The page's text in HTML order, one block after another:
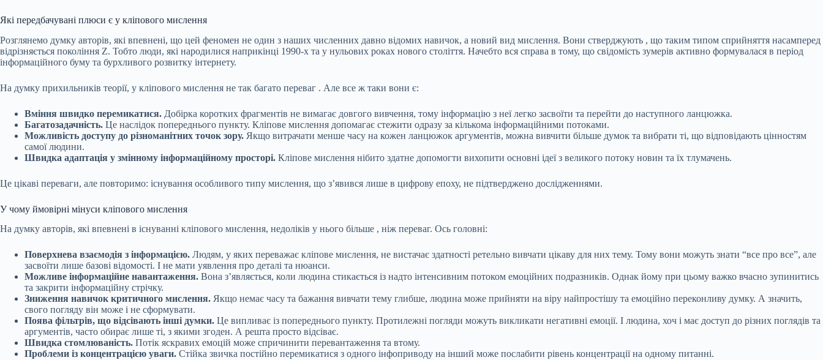
Які передбачувані плюси є у кліпового мислення
Розглянемо думку авторів, які впевнені, що цей феномен не один з наших численних давно відомих навичок, а новий вид мислення. Вони стверджують , що таким типом сприйняття насамперед
відрізняється покоління Z. Тобто люди, які народилися наприкінці 1990-х та у нульових роках нового століття. Начебто вся справа в тому, що свідомість зумерів активно формувалася в період
інформаційного буму та бурхливого розвитку інтернету.
На думку прихильників теорії, у кліпового мислення не так багато переваг . Але все ж таки вони є:
Вміння швидко перемикатися. Добірка коротких фрагментів не вимагає довгого вивчення, тому інформацію з неї легко засвоїти та перейти до наступного ланцюжка.
Багатозадачність. Це наслідок попереднього пункту. Кліпове мислення допомагає стежити одразу за кількома інформаційними потоками.
Можливість доступу до різноманітних точок зору. Якщо витрачати менше часу на кожен ланцюжок аргументів, можна вивчити більше думок та вибрати ті, що відповідають цінностям
самої людини.
Швидка адаптація у змінному інформаційному просторі. Кліпове мислення нібито здатне допомогти вихопити основні ідеї з великого потоку новин та їх тлумачень.
Це цікаві переваги, але повторимо: існування особливого типу мислення, що з’явився лише в цифрову епоху, не підтверджено дослідженнями.
У чому ймовірні мінуси кліпового мислення
На думку авторів, які впевнені в існуванні кліпового мислення, недоліків у нього більше , ніж переваг. Ось головні:
Поверхнева взаємодія з інформацією. Людям, у яких переважає кліпове мислення, не вистачає здатності ретельно вивчати цікаву для них тему. Тому вони можуть знати “все про все”, але
засвоїти лише базові відомості. І не мати уявлення про деталі та нюанси.
Можливе інформаційне навантаження. Вона з’являється, коли людина стикається із надто інтенсивним потоком емоційних подразників. Однак йому при цьому важко вчасно зупинитись
та закрити інформаційну стрічку.
Зниження навичок критичного мислення. Якщо немає часу та бажання вивчати тему глибше, людина може прийняти на віру найпростішу та емоційно переконливу думку. А значить,
свого погляду він може і не сформувати.
Поява фільтрів, що відсівають інші думки. Це випливає із попереднього пункту. Протилежні погляди можуть викликати негативні емоції. І людина, хоч і має доступ до різних поглядів та
аргументів, часто обирає лише ті, з якими згоден. А решта просто відсіває.
Швидка стомлюваність. Потік яскравих емоцій може спричинити перевантаження та втому.
Проблеми із концентрацією уваги. Стійка звичка постійно перемикатися з одного інфоприводу на інший може послабити рівень концентрації на одному питанні.